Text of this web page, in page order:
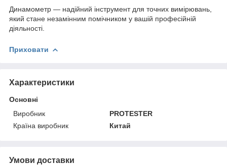
Динамометр — надійний інструмент для точних вимірювань,
який стане незамінним помічником у вашій професійній
діяльності.
Приховати
Характеристики
Основні
Виробник
PROTESTER
Країна виробник
Китай
Умови доставки